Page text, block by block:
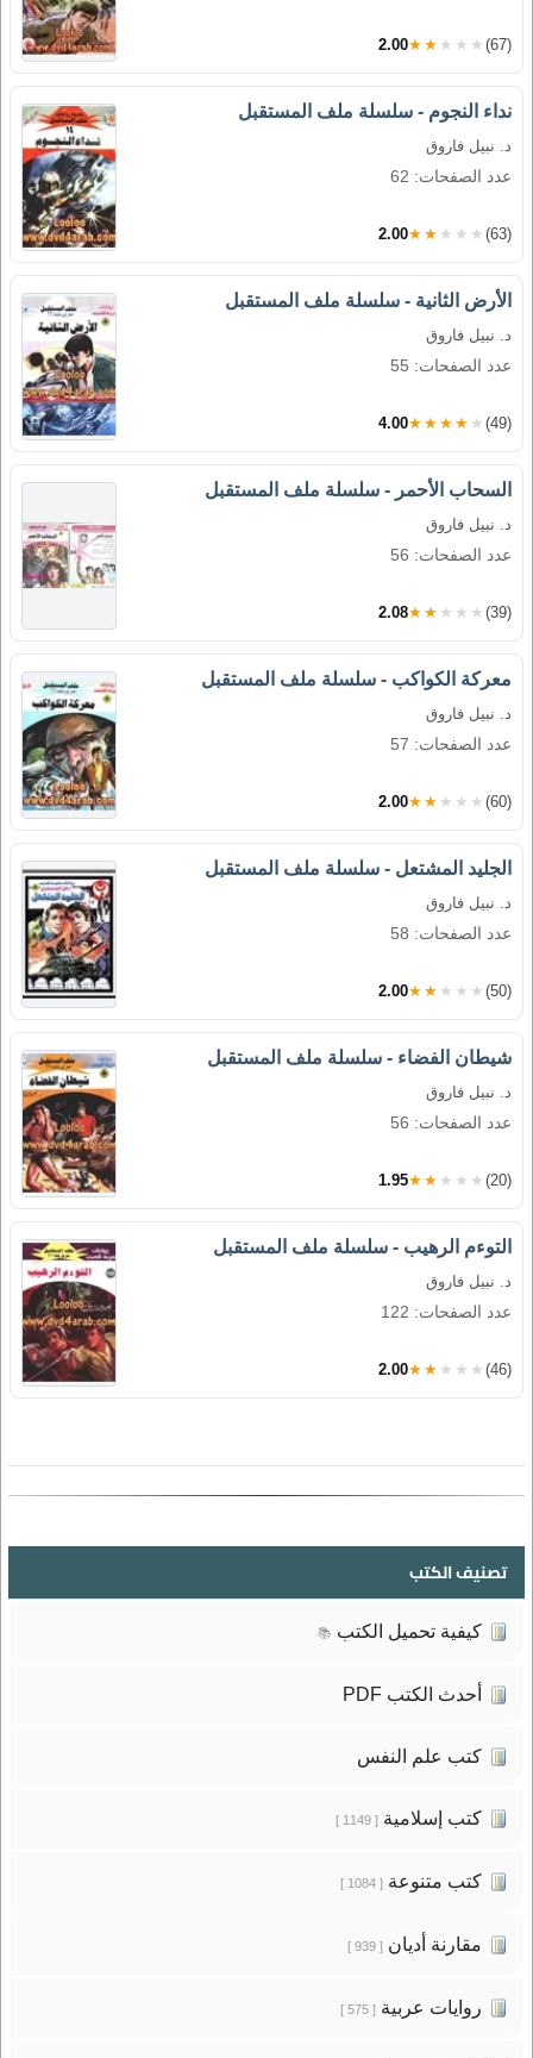
2.00★★★★★ (67)
نداء النجوم - سلسلة ملف المستقبل
د. نبيل فاروق
عدد الصفحات: 62
2.00★★★★★ (63)
الأرض الثانية - سلسلة ملف المستقبل
د. نبيل فاروق
عدد الصفحات: 55
4.00★★★★★ (49)
السحاب الأحمر - سلسلة ملف المستقبل
د. نبيل فاروق
عدد الصفحات: 56
2.08★★★★★ (39)
معركة الكواكب - سلسلة ملف المستقبل
د. نبيل فاروق
عدد الصفحات: 57
2.00★★★★★ (60)
الجليد المشتعل - سلسلة ملف المستقبل
د. نبيل فاروق
عدد الصفحات: 58
2.00★★★★★ (50)
شيطان الفضاء - سلسلة ملف المستقبل
د. نبيل فاروق
عدد الصفحات: 56
1.95★★★★★ (20)
التوءم الرهيب - سلسلة ملف المستقبل
د. نبيل فاروق
عدد الصفحات: 122
2.00★★★★★ (46)
تصنيف الكتب
كيفية تحميل الكتب 📚
أحدث الكتب PDF
كتب علم النفس
كتب إسلامية[ 1149 ]
كتب متنوعة[ 1084 ]
مقارنة أديان[ 939 ]
روايات عربية[ 575 ]